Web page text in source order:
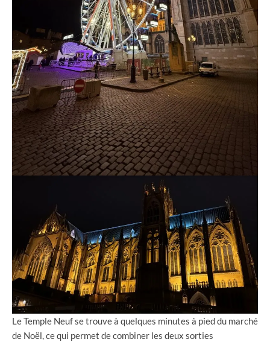
Le Temple Neuf se trouve à quelques minutes à pied du marché
de Noël, ce qui permet de combiner les deux sorties